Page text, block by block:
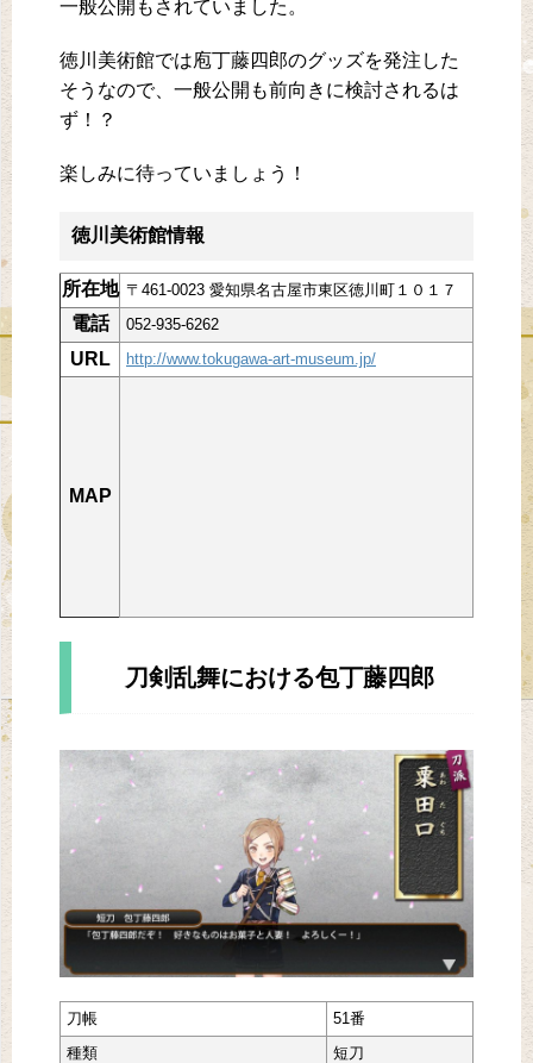
一般公開もされていました。
徳川美術館では庖丁藤四郎のグッズを発注した
そうなので、一般公開も前向きに検討されるは
ず！？
楽しみに待っていましょう！
徳川美術館情報
所在地 〒461-0023 愛知県名古屋市東区徳川町１０１７
電話 052-935-6262
URL http://www.tokugawa-art-museum.jp/
MAP
刀剣乱舞における包丁藤四郎
刀帳
51番
種類
短刀